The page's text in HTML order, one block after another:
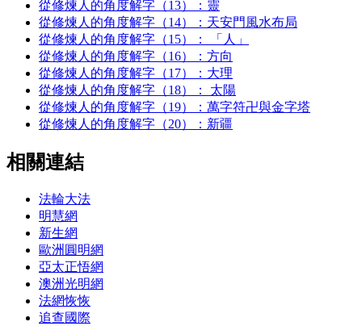
從修煉人的角度解字（13）：靈
從修煉人的角度解字（14）：天安門風水布局
從修煉人的角度解字（15）： 「人」
從修煉人的角度解字（16）：方向
從修煉人的角度解字（17）：大理
從修煉人的角度解字（18）： 太陽
從修煉人的角度解字（19）：萬字符卍與金字塔
從修煉人的角度解字（20）：新疆
相關連結
法輪大法
明慧網
新生網
歐洲圓明網
亞太正悟網
澳洲光明網
法網恢恢
追查國際